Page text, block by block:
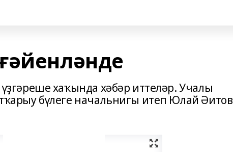
хаҡында хәбәр иттеләр. Учалы
бүлеге начальнигы итеп Юлай Әитов